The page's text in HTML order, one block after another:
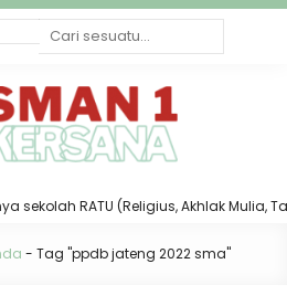
sekolah RATU (Religius, Akhlak Mulia,
- Tag "ppdb jateng 2022 sma"